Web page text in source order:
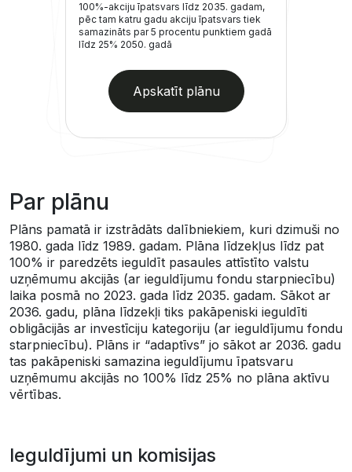
100%-akciju īpatsvars līdz 2035. gadam,
pēc tam katru gadu akciju īpatsvars tiek
samazināts par 5 procentu punktiem gadā
līdz 25% 2050. gadā
Apskatīt plānu
Par plānu
Plāns pamatā ir izstrādāts dalībniekiem, kuri dzimuši no
1980. gada līdz 1989. gadam. Plāna līdzekļus līdz pat
100% ir paredzēts ieguldīt pasaules attīstīto valstu
uzņēmumu akcijās (ar ieguldījumu fondu starpniecību)
laika posmā no 2023. gada līdz 2035. gadam. Sākot ar
2036. gadu, plāna līdzekļi tiks pakāpeniski ieguldīti
obligācijās ar investīciju kategoriju (ar ieguldījumu fondu
starpniecību). Plāns ir “adaptīvs” jo sākot ar 2036. gadu
tas pakāpeniski samazina ieguldījumu īpatsvaru
uzņēmumu akcijās no 100% līdz 25% no plāna aktīvu
vērtības.
Ieguldījumi un komisijas